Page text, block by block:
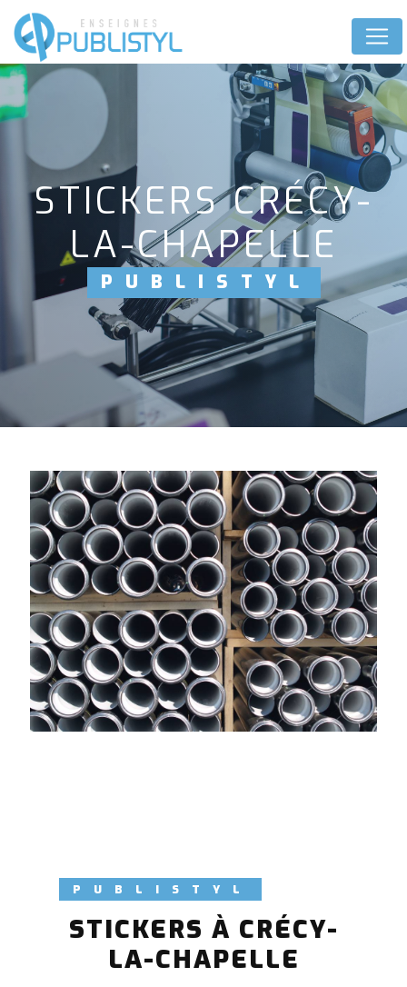
STICKERS CRÉCY-
LA-CHAPELLE
PUBLISTYL
PUBLISTYL
STICKERS À CRÉCY-
LA-CHAPELLE
Panneau de gestion des cookies